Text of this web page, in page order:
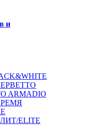
и
ARMADIO
ELITE